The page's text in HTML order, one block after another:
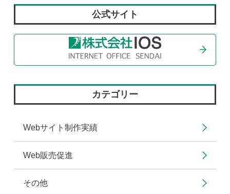
公式サイト
カテゴリー
Webサイト制作実績
Web販売促進
その他